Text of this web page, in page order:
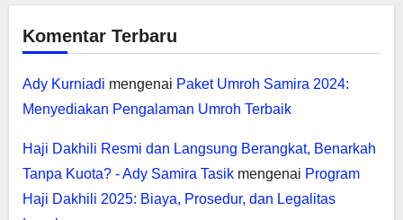
Komentar Terbaru
Ady Kurniadi mengenai Paket Umroh Samira 2024:
Menyediakan Pengalaman Umroh Terbaik
Haji Dakhili Resmi dan Langsung Berangkat, Benarkah
Tanpa Kuota? - Ady Samira Tasikmengenai Program
Haji Dakhili 2025: Biaya, Prosedur, dan Legalitas